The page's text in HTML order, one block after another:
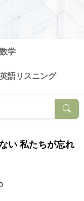
学
語リスニング
い 私たちが忘れ